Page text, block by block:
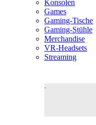
Konsolen
Games
Gaming-Tische
Gaming-Stühle
Merchandise
VR-Headsets
Streaming